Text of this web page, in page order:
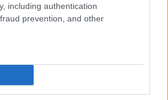
including authentication
prevention, and other
Maladie de Parkinson
español deutsch polskim